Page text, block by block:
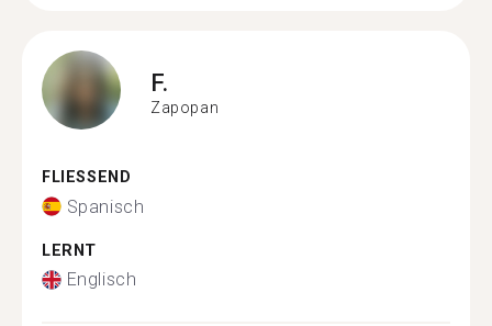
F.
Zapopan
FLIESSEND
Spanisch
LERNT
Englisch